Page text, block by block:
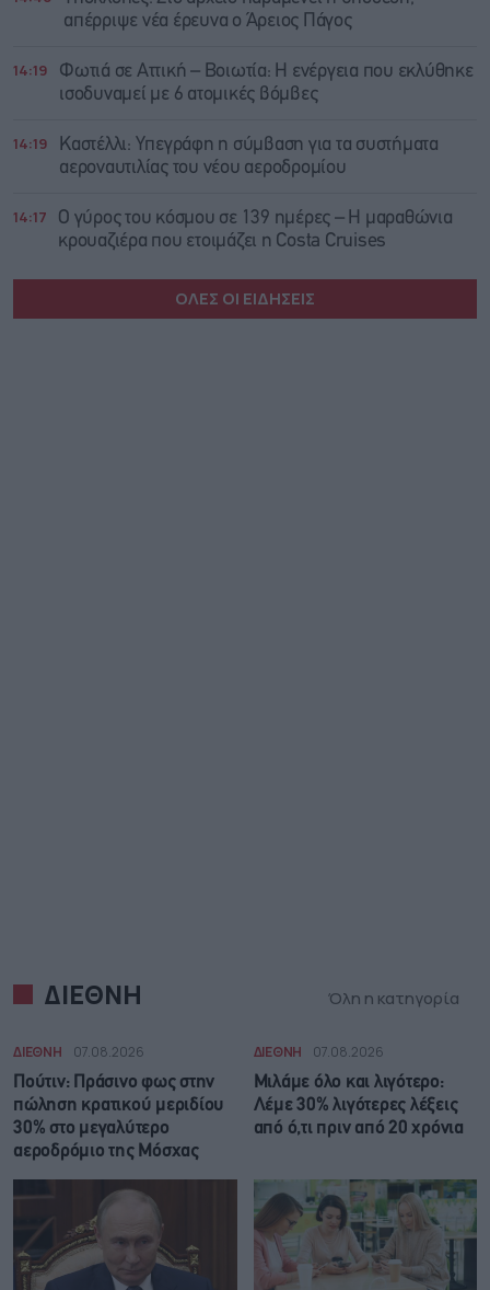
απέρριψε νέα έρευνα ο Άρειος Πάγος
14:19
Φωτιά σε Αττική – Βοιωτία: Η ενέργεια που εκλύθηκε
ισοδυναμεί με 6 ατομικές βόμβες
14:19
Καστέλλι: Υπεγράφη η σύμβαση για τα συστήματα
αεροναυτιλίας του νέου αεροδρομίου
14:17
Ο γύρος του κόσμου σε 139 ημέρες – Η μαραθώνια
κρουαζιέρα που ετοιμάζει η Costa Cruises
ΟΛΕΣ ΟΙ ΕΙΔΗΣΕΙΣ
ΔΙΕΘΝΗ Όλη η κατηγορία
ΔΙΕΘΝΗ 07.08.2026
Πούτιν: Πράσινο φως στην
πώληση κρατικού μεριδίου
30% στο μεγαλύτερο
αεροδρόμιο της Μόσχας
ΔΙΕΘΝΗ 07.08.2026
Μιλάμε όλο και λιγότερο:
Λέμε 30% λιγότερες λέξεις
από ό,τι πριν από 20 χρόνια